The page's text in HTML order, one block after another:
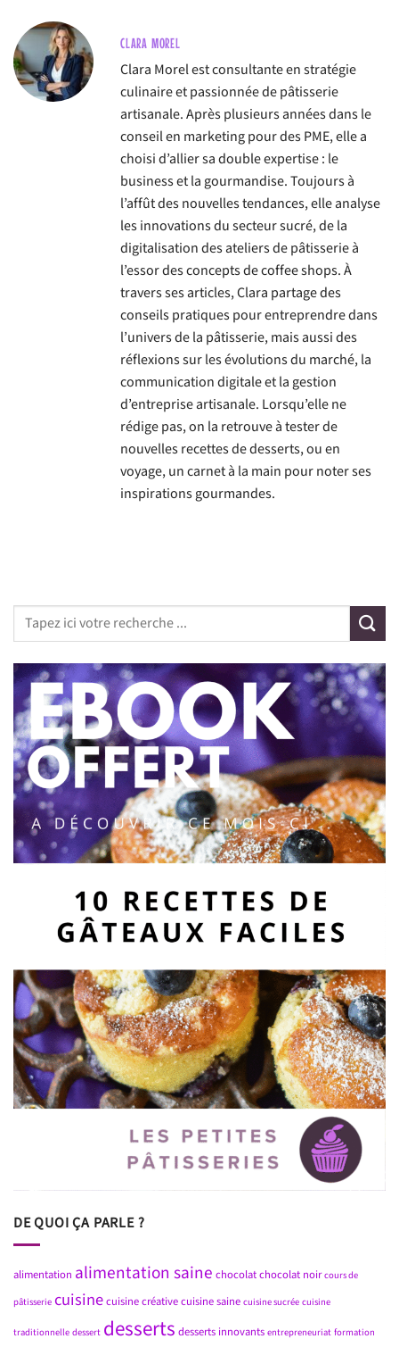
CLARA MOREL
Clara Morel est consultante en stratégie
culinaire et passionnée de pâtisserie
artisanale. Après plusieurs années dans le
conseil en marketing pour des PME, elle a
choisi d’allier sa double expertise : le
business et la gourmandise. Toujours à
l’affût des nouvelles tendances, elle analyse
les innovations du secteur sucré, de la
digitalisation des ateliers de pâtisserie à
l’essor des concepts de coffee shops. À
travers ses articles, Clara partage des
conseils pratiques pour entreprendre dans
l’univers de la pâtisserie, mais aussi des
réflexions sur les évolutions du marché, la
communication digitale et la gestion
d’entreprise artisanale. Lorsqu’elle ne
rédige pas, on la retrouve à tester de
nouvelles recettes de desserts, ou en
voyage, un carnet à la main pour noter ses
inspirations gourmandes.
DE QUOI ÇA PARLE ?
alimentation alimentation saine chocolatchocolat noir cours de
pâtisserie cuisinecuisine créativecuisine saine cuisine sucrée cuisine
traditionnelle dessert desserts desserts innovants entrepreneuriat formation